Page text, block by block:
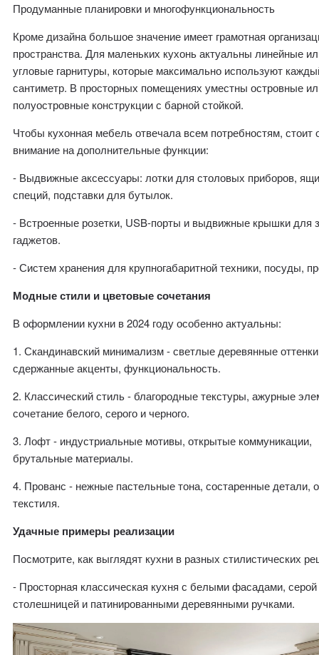
Продуманные планировки и многофункциональность
Кроме дизайна большое значение имеет грамотная
пространства. Для маленьких кухонь актуальны линейные
угловые гарнитуры, которые максимально используют
сантиметр. В просторных помещениях уместны островные
полуостровные конструкции с барной стойкой.
Чтобы кухонная мебель отвечала всем потребностям, стоит
внимание на дополнительные функции:
- Выдвижные аксессуары: лотки для столовых приборов,
специй, подставки для бутылок.
- Встроенные розетки, USB-порты и выдвижные крышки для
гаджетов.
- Систем хранения для крупногабаритной техники, посуды,
Модные стили и цветовые сочетания
В оформлении кухни в 2024 году особенно актуальны:
1. Скандинавский минимализм - светлые деревянные
сдержанные акценты, функциональность.
2. Классический стиль - благородные текстуры, ажурные
сочетание белого, серого и черного.
3. Лофт - индустриальные мотивы, открытые коммуникации,
брутальные материалы.
4. Прованс - нежные пастельные тона, состаренные детали,
текстиля.
Удачные примеры реализации
Посмотрите, как выглядят кухни в разных стилистических
- Просторная классическая кухня с белыми фасадами, серой
столешницей и патинированными деревянными ручками.